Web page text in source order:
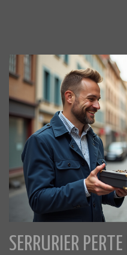
SERRURIER